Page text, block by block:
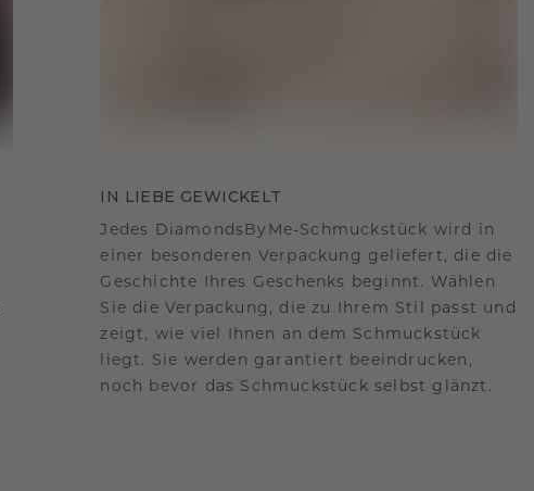
IN LIEBE GEWICKELT
Jedes DiamondsByMe-Schmuckstück wird in
einer besonderen Verpackung geliefert, die die
Geschichte Ihres Geschenks beginnt. Wählen
Sie die Verpackung, die zu Ihrem Stil passt und
zeigt, wie viel Ihnen an dem Schmuckstück
liegt. Sie werden garantiert beeindrucken,
noch bevor das Schmuckstück selbst glänzt.